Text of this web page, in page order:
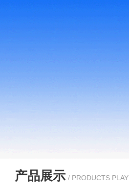
产品展示 / PRODUCTS PLAY